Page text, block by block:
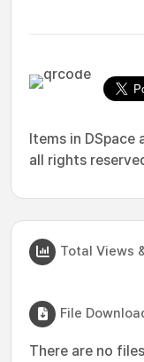
Items in
all rights
Total Views
File
There are no